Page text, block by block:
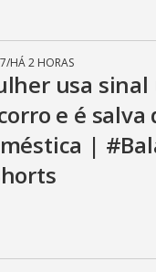
/HÁ 2 HORAS
usa
e é salva
|